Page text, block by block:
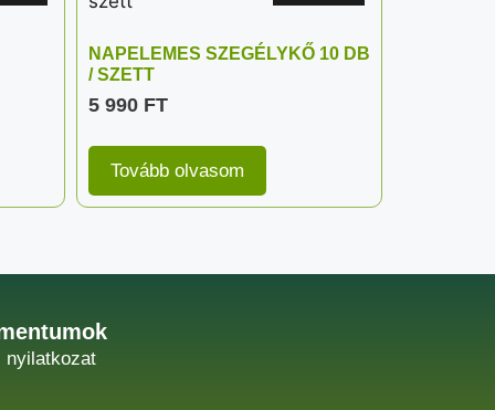
NAPELEMES SZEGÉLYKŐ 10 DB
/ SZETT
5 990 FT
Tovább olvasom
nyilatkozat